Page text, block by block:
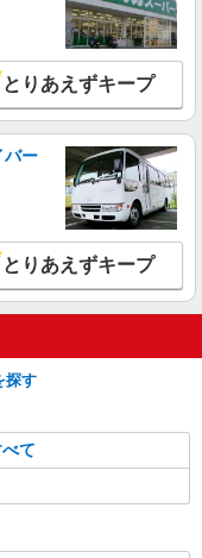
とりあえずキープ
バー
とりあえずキープ
探す
て